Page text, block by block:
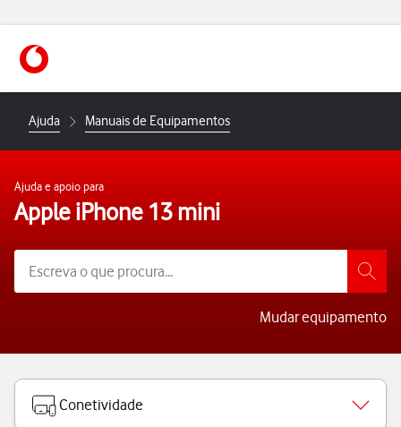
https://www.vodafone.pt
Ajuda Manuais de Equipamentos
Ajuda e apoio para
Apple iPhone 13 mini
Mudar equipamento
Conetividade